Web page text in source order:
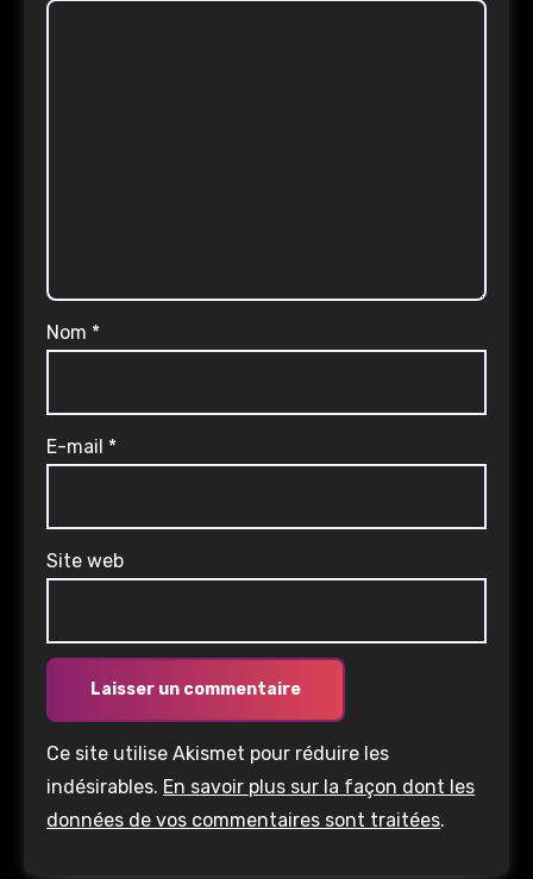
Nom *
E-mail *
Site web
Ce site utilise Akismet pour réduire les
indésirables. En savoir plus sur la façon dont les
données de vos commentaires sont traitées.